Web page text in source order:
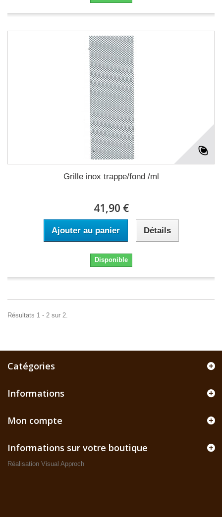
Grille inox trappe/fond /ml
41,90 €
Ajouter au panier Détails
Disponible
Résultats 1 - 2 sur 2.
Catégories
Informations
Mon compte
Informations sur votre boutique
Réalisation Visual Approch